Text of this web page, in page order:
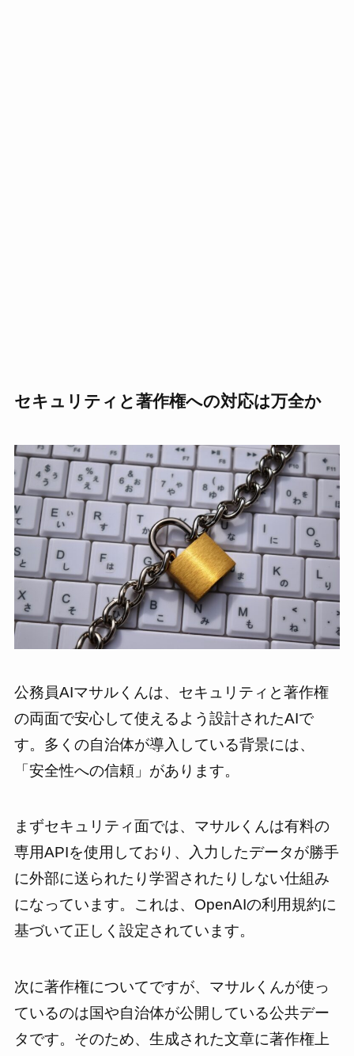
セキュリティと著作権への対応は万全か
公務員AIマサルくんは、セキュリティと著作権
の両面で安心して使えるよう設計されたAIで
す。多くの自治体が導入している背景には、
「安全性への信頼」があります。
まずセキュリティ面では、マサルくんは有料の
専用APIを使用しており、入力したデータが勝手
に外部に送られたり学習されたりしない仕組み
になっています。これは、OpenAIの利用規約に
基づいて正しく設定されています。
次に著作権についてですが、マサルくんが使っ
ているのは国や自治体が公開している公共デー
タです。そのため、生成された文章に著作権上